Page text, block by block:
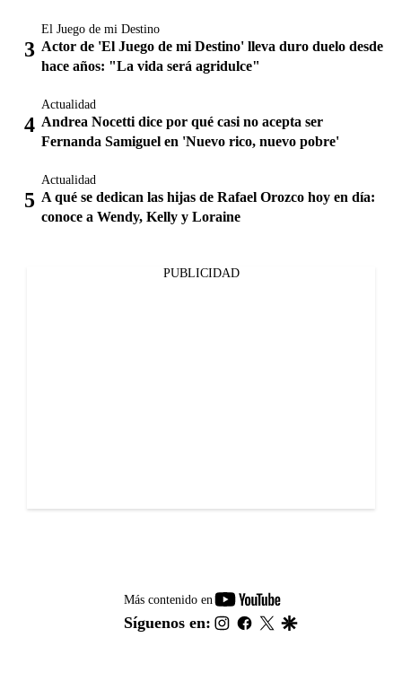
El Juego de mi Destino
Actor de 'El Juego de mi Destino' lleva duro duelo desde
hace años: "La vida será agridulce"
Actualidad
Andrea Nocetti dice por qué casi no acepta ser
Fernanda Samiguel en 'Nuevo rico, nuevo pobre'
Actualidad
A qué se dedican las hijas de Rafael Orozco hoy en día:
conoce a Wendy, Kelly y Loraine
PUBLICIDAD
Más contenido en
youtube-
footer
Síguenos en: instagram
facebook
twitter